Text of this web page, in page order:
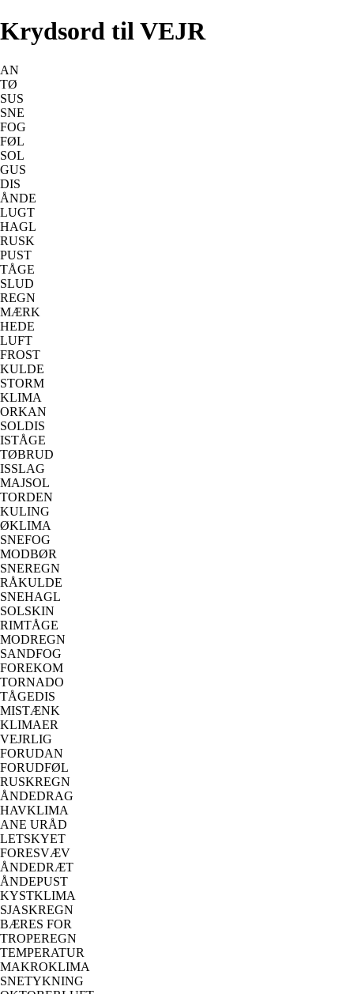
Krydsord til VEJR
AN
TØ
SUS
SNE
FOG
FØL
SOL
GUS
DIS
ÅNDE
LUGT
HAGL
RUSK
PUST
TÅGE
SLUD
REGN
MÆRK
HEDE
LUFT
FROST
KULDE
STORM
KLIMA
ORKAN
SOLDIS
ISTÅGE
TØBRUD
ISSLAG
MAJSOL
TORDEN
KULING
ØKLIMA
SNEFOG
MODBØR
SNEREGN
RÅKULDE
SNEHAGL
SOLSKIN
RIMTÅGE
MODREGN
SANDFOG
FOREKOM
TORNADO
TÅGEDIS
MISTÆNK
KLIMAER
VEJRLIG
FORUDAN
FORUDFØL
RUSKREGN
ÅNDEDRAG
HAVKLIMA
ANE URÅD
LETSKYET
FORESVÆV
ÅNDEDRÆT
ÅNDEPUST
KYSTKLIMA
SJASKREGN
BÆRES FOR
TROPEREGN
TEMPERATUR
MAKROKLIMA
SNETYKNING